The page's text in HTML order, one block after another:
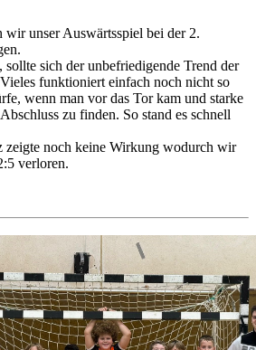
wir unser Auswärtsspiel bei der 2.
sich der unbefriedigende Trend der
funktioniert einfach noch nicht so
wenn man vor das Tor kam und starke
zu finden. So stand es schnell
zeigte noch keine Wirkung wodurch wir
verloren.